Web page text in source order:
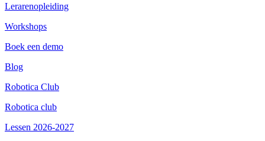
Lerarenopleiding
Workshops
Boek een demo
Blog
Robotica Club
Robotica club
Lessen 2026-2027